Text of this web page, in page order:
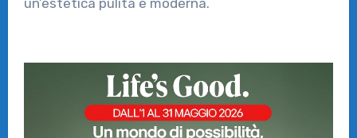
un’estetica pulita e moderna.